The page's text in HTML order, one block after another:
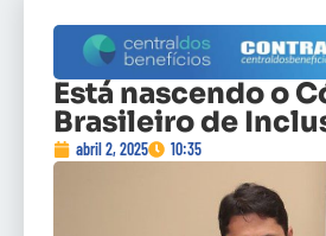
Está nascendo o
Brasileiro de
abril 2, 2025 10:35